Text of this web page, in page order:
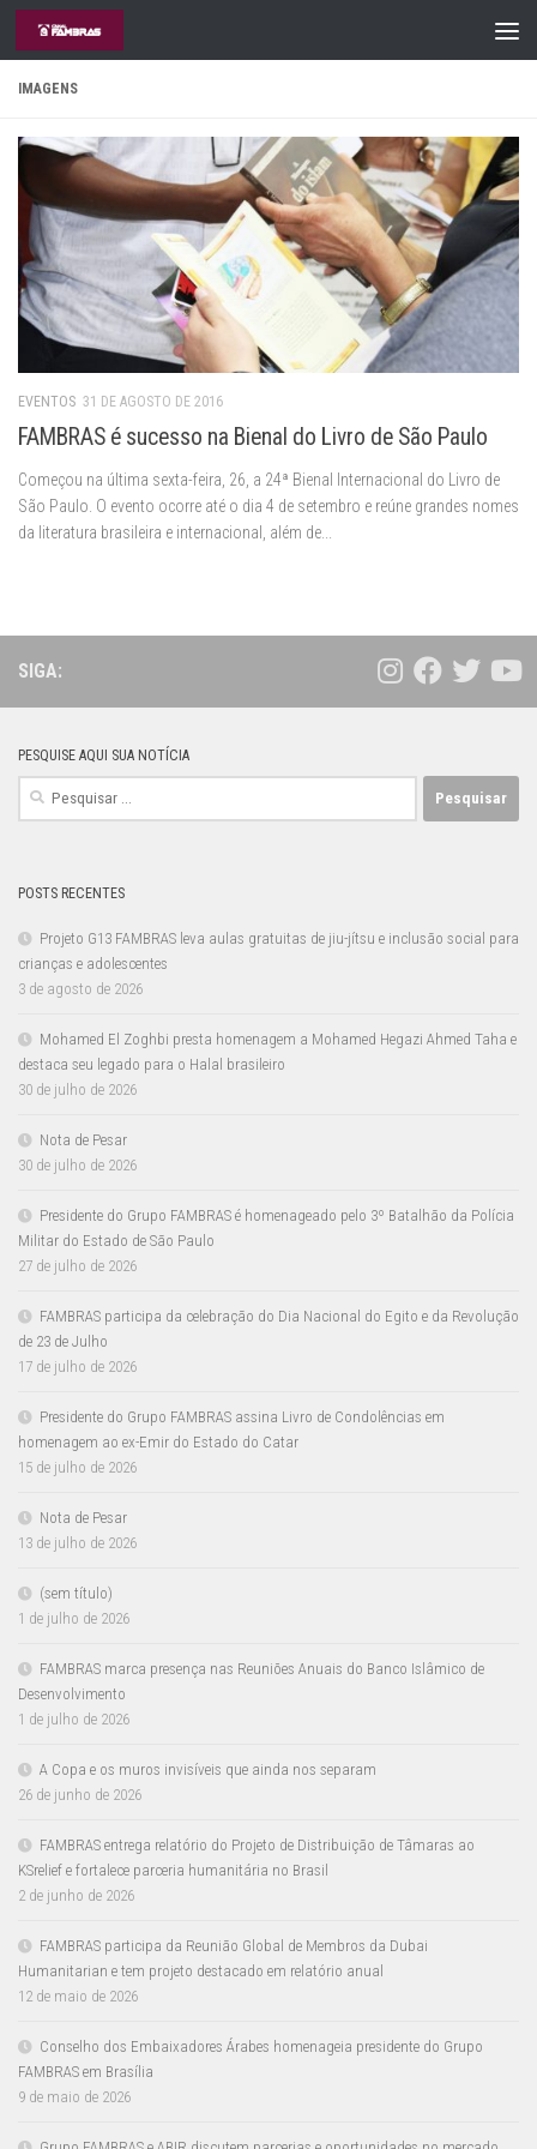
Skip to content
IMAGENS
EVENTOS 31 DE AGOSTO DE 2016
FAMBRAS é sucesso na Bienal do Livro de São Paulo
Começou na última sexta-feira, 26, a 24ª Bienal Internacional do Livro de
São Paulo. O evento ocorre até o dia 4 de setembro e reúne grandes nomes
da literatura brasileira e internacional, além de...
SIGA:
PESQUISE AQUI SUA NOTÍCIA
Pesquisar
POSTS RECENTES
Projeto G13 FAMBRAS leva aulas gratuitas de jiu-jítsu e inclusão social para
crianças e adolescentes
3 de agosto de 2026
Mohamed El Zoghbi presta homenagem a Mohamed Hegazi Ahmed Taha e
destaca seu legado para o Halal brasileiro
30 de julho de 2026
Nota de Pesar
30 de julho de 2026
Presidente do Grupo FAMBRAS é homenageado pelo 3º Batalhão da Polícia
Militar do Estado de São Paulo
27 de julho de 2026
FAMBRAS participa da celebração do Dia Nacional do Egito e da Revolução
de 23 de Julho
17 de julho de 2026
Presidente do Grupo FAMBRAS assina Livro de Condolências em
homenagem ao ex-Emir do Estado do Catar
15 de julho de 2026
Nota de Pesar
13 de julho de 2026
(sem título)
1 de julho de 2026
FAMBRAS marca presença nas Reuniões Anuais do Banco Islâmico de
Desenvolvimento
1 de julho de 2026
A Copa e os muros invisíveis que ainda nos separam
26 de junho de 2026
FAMBRAS entrega relatório do Projeto de Distribuição de Tâmaras ao
KSrelief e fortalece parceria humanitária no Brasil
2 de junho de 2026
FAMBRAS participa da Reunião Global de Membros da Dubai
Humanitarian e tem projeto destacado em relatório anual
12 de maio de 2026
Conselho dos Embaixadores Árabes homenageia presidente do Grupo
FAMBRAS em Brasília
9 de maio de 2026